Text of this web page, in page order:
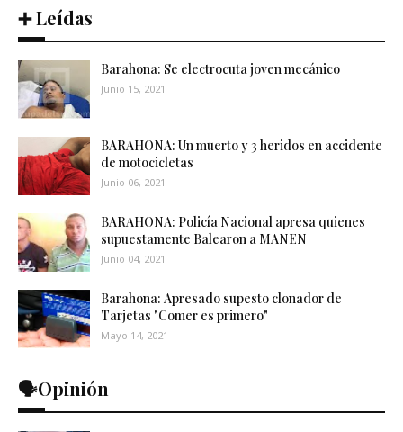
➕ Leídas
Barahona: Se electrocuta joven mecánico
Junio 15, 2021
BARAHONA: Un muerto y 3 heridos en accidente
de motocicletas
Junio 06, 2021
BARAHONA: Policía Nacional apresa quienes
supuestamente Balearon a MANEN
Junio 04, 2021
Barahona: Apresado supesto clonador de
Tarjetas "Comer es primero"
Mayo 14, 2021
🗣️Opinión